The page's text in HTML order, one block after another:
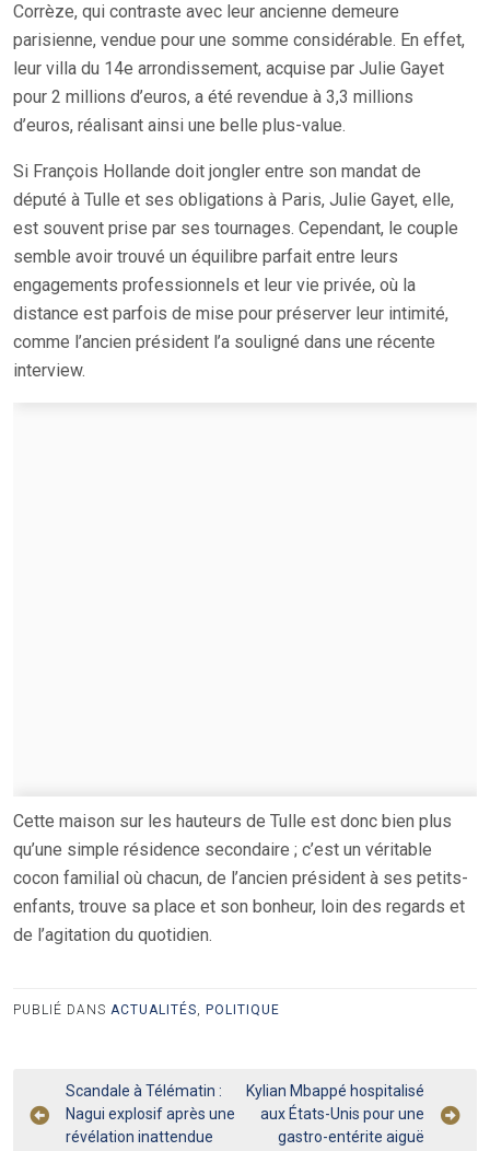
Corrèze, qui contraste avec leur ancienne demeure
parisienne, vendue pour une somme considérable. En effet,
leur villa du 14e arrondissement, acquise par Julie Gayet
pour 2 millions d’euros, a été revendue à 3,3 millions
d’euros, réalisant ainsi une belle plus-value.
Si François Hollande doit jongler entre son mandat de
député à Tulle et ses obligations à Paris, Julie Gayet, elle,
est souvent prise par ses tournages. Cependant, le couple
semble avoir trouvé un équilibre parfait entre leurs
engagements professionnels et leur vie privée, où la
distance est parfois de mise pour préserver leur intimité,
comme l’ancien président l’a souligné dans une récente
interview.
Cette maison sur les hauteurs de Tulle est donc bien plus
qu’une simple résidence secondaire ; c’est un véritable
cocon familial où chacun, de l’ancien président à ses petits-
enfants, trouve sa place et son bonheur, loin des regards et
de l’agitation du quotidien.
PUBLIÉ DANS ACTUALITÉS, POLITIQUE
Navigation
de
Scandale à Télématin :
Nagui explosif après une
révélation inattendue
Kylian Mbappé hospitalisé
aux États-Unis pour une
gastro-entérite aiguë